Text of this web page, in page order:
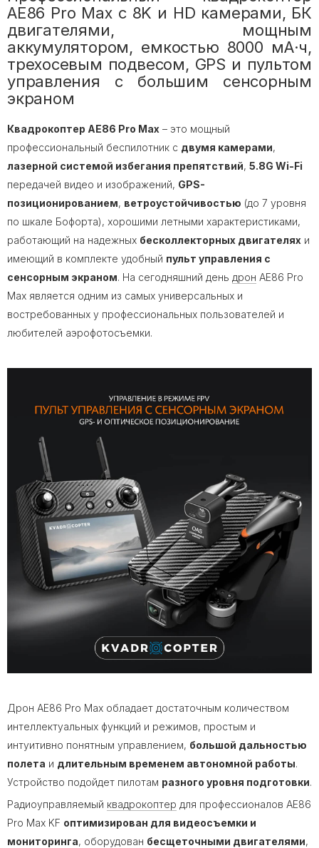
AE86 Pro Max с 8K и HD камерами, БК
двигателями, мощным
аккумулятором, емкостью 8000 мА·ч,
трехосевым подвесом, GPS и пультом
управления с большим сенсорным
экраном
Квадрокоптер AE86 Pro Max – это мощный
профессиональный беспилотник с двумя камерами,
лазерной системой избегания препятствий, 5.8G Wi-Fi
передачей видео и изображений, GPS-
позиционированием, ветроустойчивостью (до 7 уровня
по шкале Бофорта), хорошими летными характеристиками,
работающий на надежных бесколлекторных двигателях и
имеющий в комплекте удобный пульт управления с
сенсорным экраном. На сегодняшний день дрон AE86 Pro
Max является одним из самых универсальных и
востребованных у профессиональных пользователей и
любителей аэрофотосъемки.
Дрон AE86 Pro Max обладает достаточным количеством
интеллектуальных функций и режимов, простым и
интуитивно понятным управлением, большой дальностью
полета и длительным временем автономной работы.
Устройство подойдет пилотам разного уровня подготовки.
Радиоуправляемый квадрокоптер для профессионалов AE86
Pro Max KF оптимизирован для видеосъемки и
мониторинга, оборудован бесщеточными двигателями,